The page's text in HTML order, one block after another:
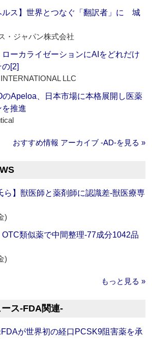
ルス】世界とつなぐ「翻訳者」に 城
・ジャパン株式会社
ーカライゼーションにAIをどれだけ
[2]
LLC
のApeloa、日本市場に本格展開し医薬
推進
おすすめ情報 アーカイブ ‐AD‐を見る »
ら】獣医師と薬剤師に認識差‐獣医療専
)
OTC類似薬で中間整理‐77成分1042品
)
もっと見る »
ス‐FDA関連‐
が世界初の経口PCSK9阻害薬を承